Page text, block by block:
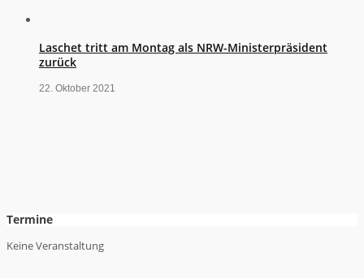
Laschet tritt am Montag als NRW-Ministerpräsident
zurück
22. Oktober 2021
Termine
Keine Veranstaltung